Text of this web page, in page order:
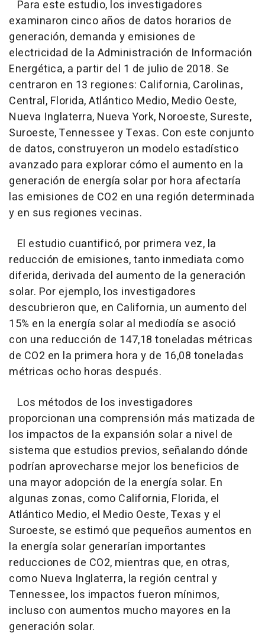
Para este estudio, los investigadores
examinaron cinco años de datos horarios de
generación, demanda y emisiones de
electricidad de la Administración de Información
Energética, a partir del 1 de julio de 2018. Se
centraron en 13 regiones: California, Carolinas,
Central, Florida, Atlántico Medio, Medio Oeste,
Nueva Inglaterra, Nueva York, Noroeste, Sureste,
Suroeste, Tennessee y Texas. Con este conjunto
de datos, construyeron un modelo estadístico
avanzado para explorar cómo el aumento en la
generación de energía solar por hora afectaría
las emisiones de CO2 en una región determinada
y en sus regiones vecinas.
El estudio cuantificó, por primera vez, la
reducción de emisiones, tanto inmediata como
diferida, derivada del aumento de la generación
solar. Por ejemplo, los investigadores
descubrieron que, en California, un aumento del
15% en la energía solar al mediodía se asoció
con una reducción de 147,18 toneladas métricas
de CO2 en la primera hora y de 16,08 toneladas
métricas ocho horas después.
Los métodos de los investigadores
proporcionan una comprensión más matizada de
los impactos de la expansión solar a nivel de
sistema que estudios previos, señalando dónde
podrían aprovecharse mejor los beneficios de
una mayor adopción de la energía solar. En
algunas zonas, como California, Florida, el
Atlántico Medio, el Medio Oeste, Texas y el
Suroeste, se estimó que pequeños aumentos en
la energía solar generarían importantes
reducciones de CO2, mientras que, en otras,
como Nueva Inglaterra, la región central y
Tennessee, los impactos fueron mínimos,
incluso con aumentos mucho mayores en la
generación solar.